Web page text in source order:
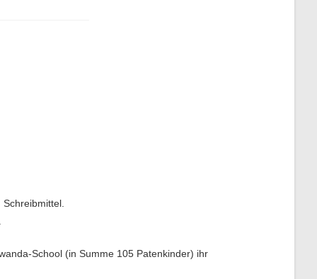
School (in Summe 105 Patenkinder) ihr